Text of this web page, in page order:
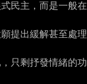
民主，而是一般在
提出緩解甚至處理
只剩抒發情緒的功